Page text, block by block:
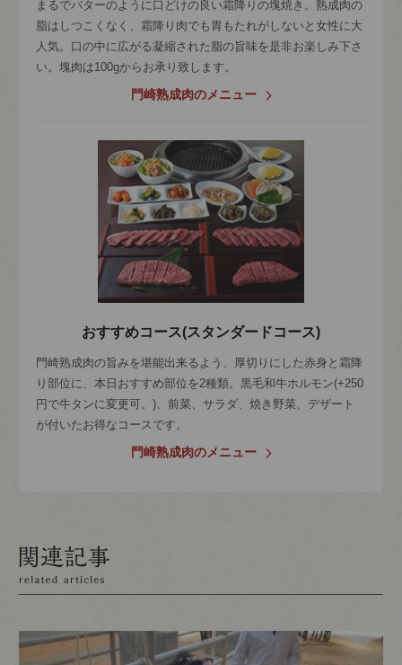
まるでバターのように口どけの良い霜降りの塊焼き。熟成肉の
脂はしつこくなく、霜降り肉でも胃もたれがしないと女性に大
人気。口の中に広がる凝縮された脂の旨味を是非お楽しみ下さ
い。塊肉は100gからお承り致します。
門崎熟成肉のメニュー
おすすめコース(スタンダードコース)
門崎熟成肉の旨みを堪能出来るよう、厚切りにした赤身と霜降
り部位に、本日おすすめ部位を2種類。黒毛和牛ホルモン(+250
円で牛タンに変更可。)、前菜、サラダ、焼き野菜、デザート
が付いたお得なコースです。
門崎熟成肉のメニュー